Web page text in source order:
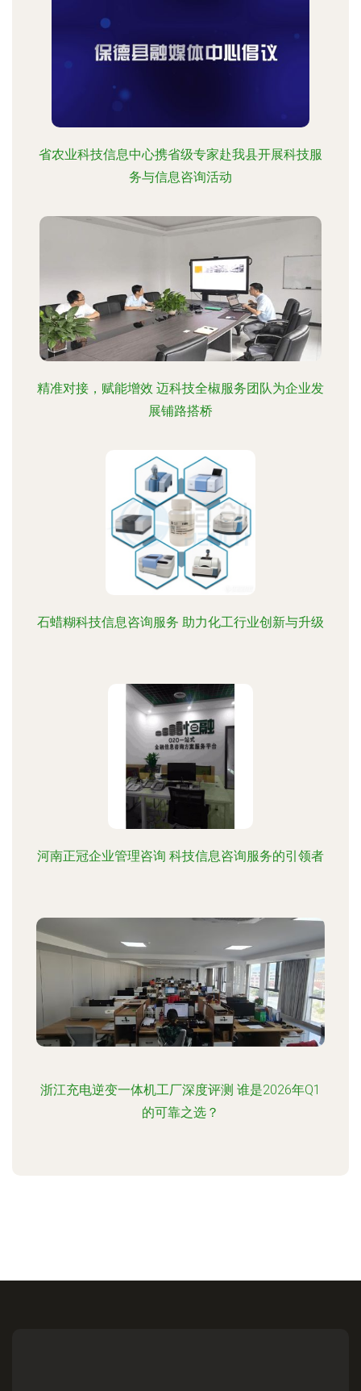
省农业科技信息中心携省级专家赴我县开展科技服
务与信息咨询活动
精准对接，赋能增效 迈科技全椒服务团队为企业发
展铺路搭桥
石蜡糊科技信息咨询服务 助力化工行业创新与升级
河南正冠企业管理咨询 科技信息咨询服务的引领者
浙江充电逆变一体机工厂深度评测 谁是2026年Q1
的可靠之选？